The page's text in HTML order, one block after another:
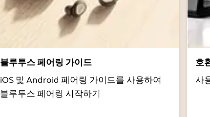
블루투스 페어링 가이드
iOS 및 Android 페어링 가이드를 사용하여
블루투스 페어링 시작하기
호
사